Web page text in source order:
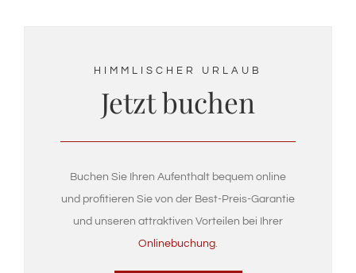
HIMMLISCHER URLAUB
Jetzt buchen
Buchen Sie Ihren Aufenthalt bequem online
und profitieren Sie von der Best-Preis-Garantie
und unseren attraktiven Vorteilen bei Ihrer
Onlinebuchung.